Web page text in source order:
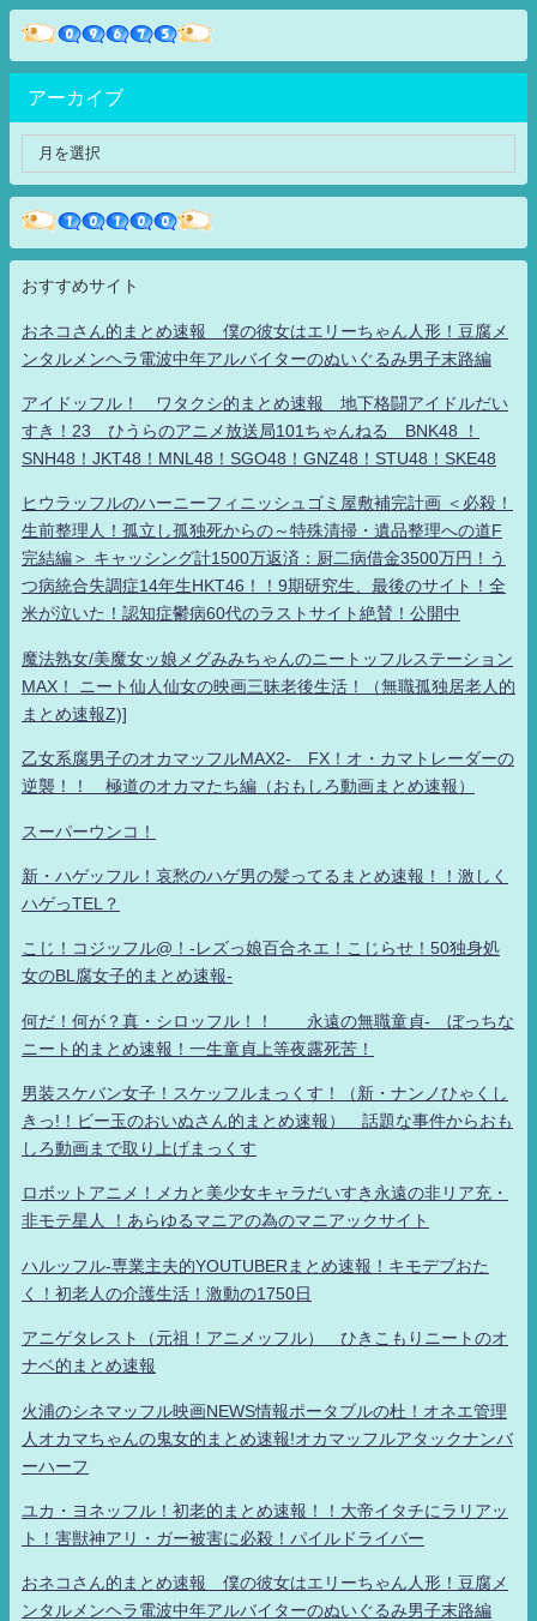
アーカイブ
おすすめサイト
おネコさん的まとめ速報 僕の彼女はエリーちゃん人形！豆腐メ
ンタルメンヘラ電波中年アルバイターのぬいぐるみ男子末路編
アイドッフル！ ワタクシ的まとめ速報 地下格闘アイドルだい
すき！23 ひうらのアニメ放送局101ちゃんねる BNK48 ！
SNH48！JKT48！MNL48！SGO48！GNZ48！STU48！SKE48
ヒウラッフルのハーニーフィニッシュゴミ屋敷補完計画 ＜必殺！
生前整理人！孤立し孤独死からの～特殊清掃・遺品整理への道F
完結編＞ キャッシング計1500万返済：厨二病借金3500万円！う
つ病統合失調症14年生HKT46！！9期研究生、最後のサイト！全
米が泣いた！認知症鬱病60代のラストサイト絶賛！公開中
魔法熟女/美魔女ッ娘メグみみちゃんのニートッフルステーション
MAX！ ニート仙人仙女の映画三昧老後生活！（無職孤独居老人的
まとめ速報Z)]
乙女系腐男子のオカマッフルMAX2- FX！オ・カマトレーダーの
逆襲！！ 極道のオカマたち編（おもしろ動画まとめ速報）
スーパーウンコ！
新・ハゲッフル！哀愁のハゲ男の髪ってるまとめ速報！！激しく
ハゲっTEL？
こじ！コジッフル@！-レズっ娘百合ネエ！こじらせ！50独身処
女のBL腐女子的まとめ速報-
何だ！何が？真・シロッフル！！ 永遠の無職童貞- ぼっちな
ニート的まとめ速報！一生童貞上等夜露死苦！
男装スケバン女子！スケッフルまっくす！（新・ナンノひゃくし
きっ!！ビー玉のおいぬさん的まとめ速報） 話題な事件からおも
しろ動画まで取り上げまっくす
ロボットアニメ！メカと美少女キャラだいすき永遠の非リア充・
非モテ星人 ！あらゆるマニアの為のマニアックサイト
ハルッフル-専業主夫的YOUTUBERまとめ速報！キモデブおた
く！初老人の介護生活！激動の1750日
アニゲタレスト（元祖！アニメッフル） ひきこもりニートのオ
ナベ的まとめ速報
火浦のシネマッフル映画NEWS情報ポータブルの杜！オネエ管理
人オカマちゃんの鬼女的まとめ速報!オカマッフルアタックナンバ
ーハーフ
ユカ・ヨネッフル！初老的まとめ速報！！大帝イタチにラリアッ
ト！害獣神アリ・ガー被害に必殺！パイルドライバー
おネコさん的まとめ速報 僕の彼女はエリーちゃん人形！豆腐メ
ンタルメンヘラ電波中年アルバイターのぬいぐるみ男子末路編